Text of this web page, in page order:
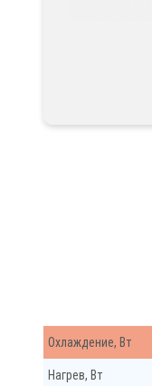
Охлаждение, Вт
Нагрев, Вт